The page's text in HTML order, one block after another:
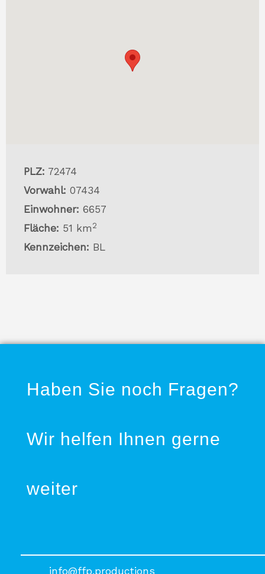
PLZ: 72474
Vorwahl: 07434
Einwohner: 6657
Fläche: 51 km 2
Kennzeichen: BL
Haben Sie noch Fragen?
Wir helfen Ihnen gerne
weiter
info@ffp.productions